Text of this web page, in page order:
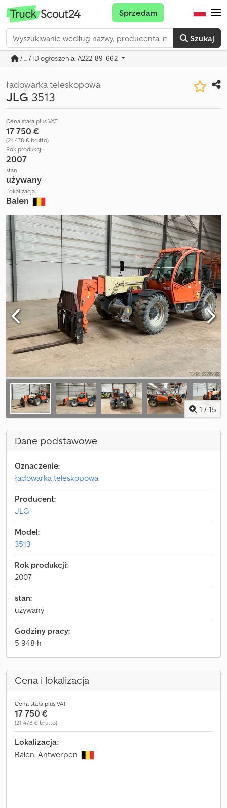
Szukaj
Sprzedam
/ ... / ID ogłoszenia: A222-89-662
ładowarka teleskopowa
JLG 3513
Cena stała plus VAT
17 750 €
(21 478 € brutto)
Rok produkcji
2007
stan
używany
Lokalizacja
Balen
1 / 15
Dane podstawowe
Oznaczenie:
ładowarka teleskopowa
Producent:
JLG
Model:
3513
Rok produkcji:
2007
stan:
używany
Godziny pracy:
5 948 h
Cena i lokalizacja
Cena stała plus VAT
17 750 €
(21 478 € brutto)
Lokalizacja:
Balen, Antwerpen